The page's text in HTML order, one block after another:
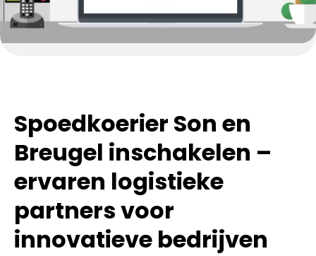
Spoedkoerier Son en
Breugel inschakelen –
ervaren logistieke
partners voor
innovatieve bedrijven